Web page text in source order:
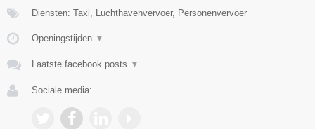
Diensten: Taxi, Luchthavenvervoer, Personenvervoer
Openingstijden ▼
Laatste facebook posts ▼
Sociale media: